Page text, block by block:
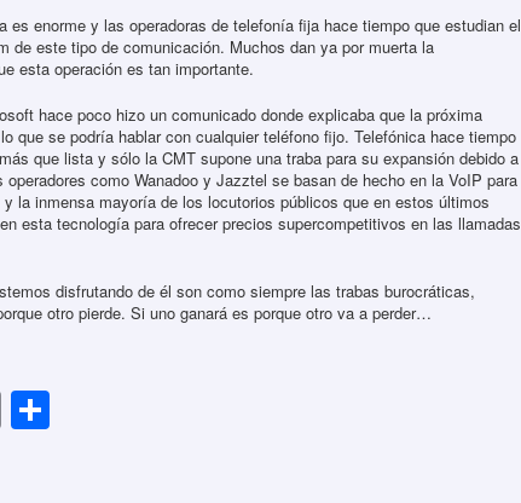
enorme y las operadoras de telefonía fija hace tiempo que estudian el
de este tipo de comunicación. Muchos dan ya por muerta la
esta operación es tan importante.
hace poco hizo un comunicado donde explicaba que la próxima
que se podría hablar con cualquier teléfono fijo. Telefónica hace tiempo
que lista y sólo la CMT supone una traba para su expansión debido a
como Wanadoo y Jazztel se basan de hecho en la VoIP para
la inmensa mayoría de los locutorios públicos que en estos últimos
esta tecnología para ofrecer precios supercompetitivos en las llamadas
disfrutando de él son como siempre las trabas burocráticas,
otro pierde. Si uno ganará es porque otro va a perder…
Pr
in